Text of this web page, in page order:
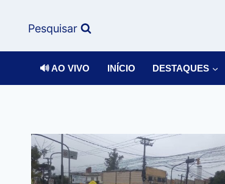
Pesquisar
🔊 AO VIVO INÍCIO DESTAQUES